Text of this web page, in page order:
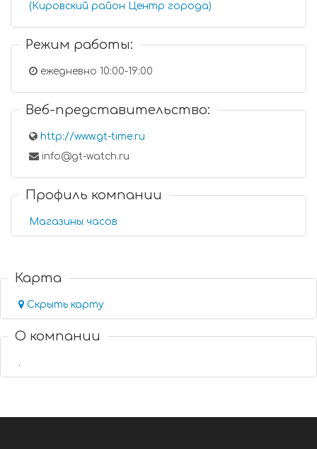
(Кировский район Центр города)
Режим работы:
ежедневно 10:00-19:00
Веб-представительство:
http://www.gt-time.ru
info@gt-watch.ru
Профиль компании
Магазины часов
Карта
Скрыть карту
О компании
.